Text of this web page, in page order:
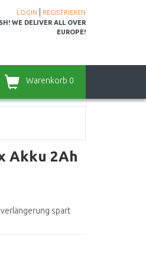
LOGIN
REGISTRIEREN
WE DELIVER ALL OVER
EUROPE!
Warenkorb 0
Akku 2Ah
spart